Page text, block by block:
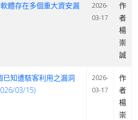
體存在多個重大資安漏
2026-
03-17
作
者
楊
崇
誠
已知遭駭客利用之漏洞
03/15)
2026-
03-17
作
者
楊
崇